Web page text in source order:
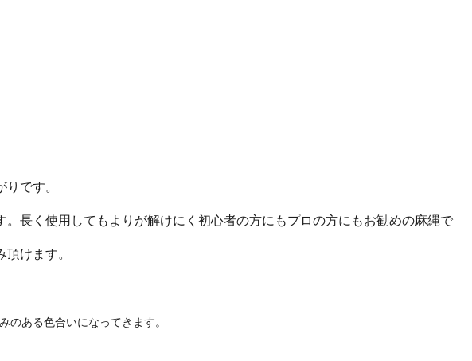
です。
長く使用してもよりが解けにく初心者の方にもプロの方にもお勧めの麻縄で
けます。
のある色合いになってきます。